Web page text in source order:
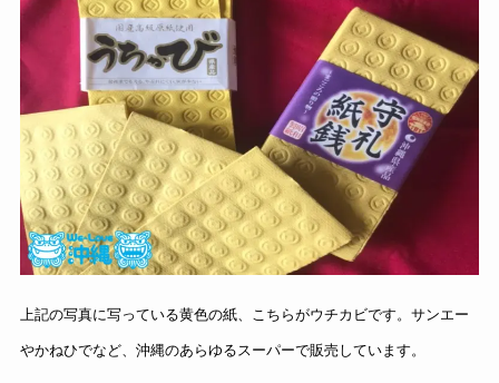
上記の写真に写っている黄色の紙、こちらがウチカビです。サンエー
やかねひでなど、沖縄のあらゆるスーパーで販売しています。